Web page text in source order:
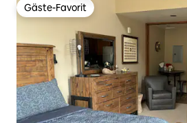
Gäste-Favorit
Gäste-Favorit